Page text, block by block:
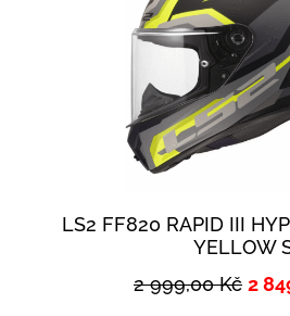
LS2 FF820 RAPID III
YELLOW
2 999,00Kč 2